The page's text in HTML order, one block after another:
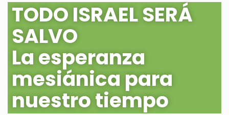
TODO ISRAEL SERÁ
SALVO
La esperanza
mesiánica para
nuestro tiempo